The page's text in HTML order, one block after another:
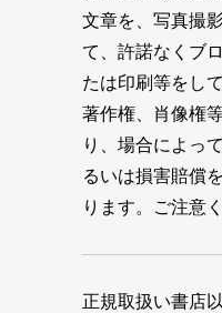
文章を、写真撮
て、許諾なくブ
たは印刷等をし
著作権、肖像権
り、場合によっ
るいは損害賠償
ります。ご注意
正規取扱い書店